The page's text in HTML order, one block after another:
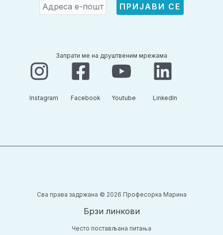
Запрати ме на друштвеним мрежама
Instagram​ Facebook​ Youtube​ LinkedIn​
Сва права задржана © 2026 Професорка Марина
Брзи линкови
Често постављана питања